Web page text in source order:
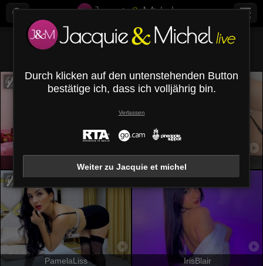
Alle (
AlessiaFerry LaurellCharming
PamelaLiss IrisBlair
Durch klicken auf den untenstehenden Button
bestätige ich, dass ich volljährig bin.
Verlassen
Weiter zu Jacquie et michel